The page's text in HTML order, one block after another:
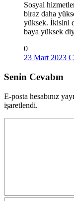
Sosyal
biraz daha
yüksek. İkisini
baya yüksek
0
23 Mart 2023
Senin Cevabın
E-posta hesabınız
işaretlendi.